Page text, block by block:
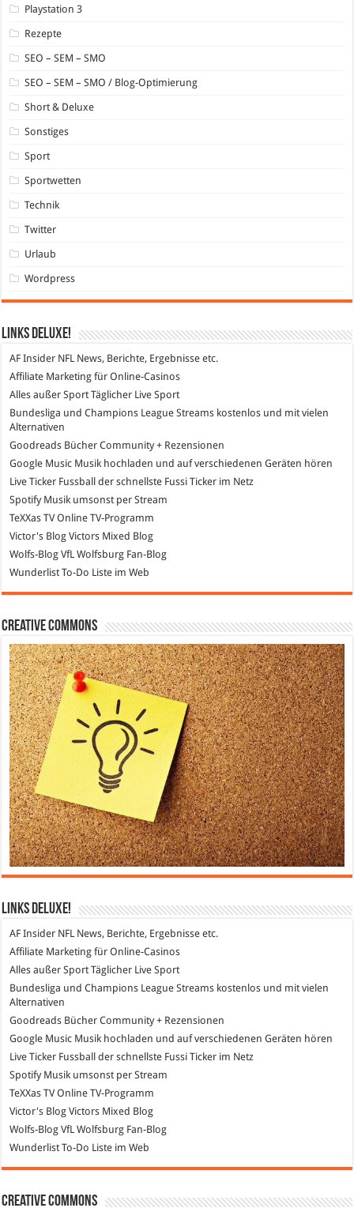
Playstation 3
Rezepte
SEO – SEM – SMO
SEO – SEM – SMO / Blog-Optimierung
Short & Deluxe
Sonstiges
Sport
Sportwetten
Technik
Twitter
Urlaub
Wordpress
Links DeLuXe!
AF Insider NFL News, Berichte, Ergebnisse etc.
Affiliate Marketing für Online-Casinos
Alles außer SportTäglicher Live Sport
Bundesliga und Champions League Streams kostenlos und mit vielen
Alternativen
Goodreads Bücher Community + Rezensionen
Google Music Musik hochladen und auf verschiedenen Geräten hören
Live Ticker Fussball
der schnellste Fussi Ticker im Netz
SpotifyMusik umsonst per Stream
TeXXas TVOnline TV-Programm
Victor's Blog Victors Mixed Blog
Wolfs-Blog VfL Wolfsburg Fan-Blog
WunderlistTo-Do Liste im Web
Creative Commons
Links DeLuXe!
AF Insider NFL News, Berichte, Ergebnisse etc.
Affiliate Marketing für Online-Casinos
Alles außer SportTäglicher Live Sport
Bundesliga und Champions League Streams kostenlos und mit vielen
Alternativen
Goodreads Bücher Community + Rezensionen
Google Music Musik hochladen und auf verschiedenen Geräten hören
Live Ticker Fussball
der schnellste Fussi Ticker im Netz
SpotifyMusik umsonst per Stream
TeXXas TVOnline TV-Programm
Victor's Blog Victors Mixed Blog
Wolfs-Blog VfL Wolfsburg Fan-Blog
WunderlistTo-Do Liste im Web
Creative Commons